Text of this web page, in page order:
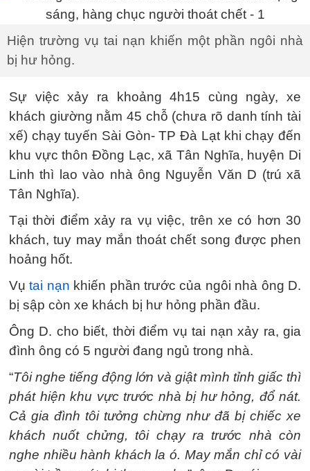
Hiện trường vụ tai nạn khiến một phần ngôi nhà
bị hư hỏng.
Sự việc xảy ra khoảng 4h15 cùng ngày, xe
khách giường nằm 45 chỗ (chưa rõ danh tính tài
xế) chạy tuyến Sài Gòn- TP Đà Lạt khi chạy đến
khu vực thôn Đồng Lạc, xã Tân Nghĩa, huyện Di
Linh thì lao vào nhà ông Nguyễn Văn D (trú xã
Tân Nghĩa).
Tại thời điểm xảy ra vụ việc, trên xe có hơn 30
khách, tuy may mắn thoát chết song được phen
hoảng hốt.
Vụtai nạn khiến phần trước của ngôi nhà ông D.
bị sập còn xe khách bị hư hỏng phần đầu.
Ông D. cho biết, thời điểm vụ tai nạn xảy ra, gia
đình ông có 5 người đang ngủ trong nhà.
“Tôi nghe tiếng động lớn và giật mình tỉnh giấc thì
phát hiện khu vực trước nhà bị hư hỏng, đổ nát.
Cả gia đình tôi tưởng chừng như đã bị chiếc xe
khách nuốt chửng, tôi chạy ra trước nhà còn
nghe nhiều hành khách la ó. May mắn chỉ có vài